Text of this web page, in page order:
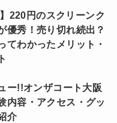
220円のスクリーンク
優秀！売り切れ続出？
てわかったメリット・
ー!!オンザコート大阪
内容・アクセス・グッ
介